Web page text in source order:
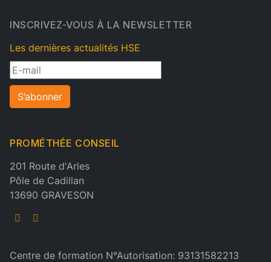
INSCRIVEZ-VOUS À LA NEWSLETTER
Les dernières actualités HSE
S’abonner
PROMÉTHÉE CONSEIL
201 Route d'Arles
Pôle de Cadillan
13690 GRAVESON
Centre de formation N°Autorisation: 93131582213